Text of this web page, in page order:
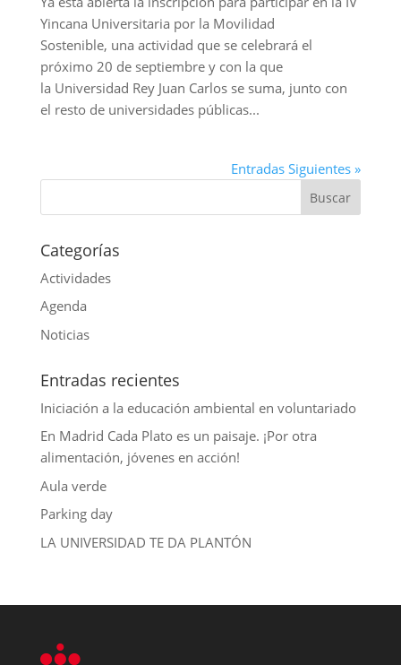
Yincana Universitaria por la Movilidad
Sostenible, una actividad que se celebrará el
próximo 20 de septiembre y con la que
la Universidad Rey Juan Carlos se suma, junto con
el resto de universidades públicas...
Entradas Siguientes »
Categorías
Actividades
Agenda
Noticias
Entradas recientes
Iniciación a la educación ambiental en voluntariado
En Madrid Cada Plato es un paisaje. ¡Por otra
alimentación, jóvenes en acción!
Aula verde
Parking day
LA UNIVERSIDAD TE DA PLANTÓN